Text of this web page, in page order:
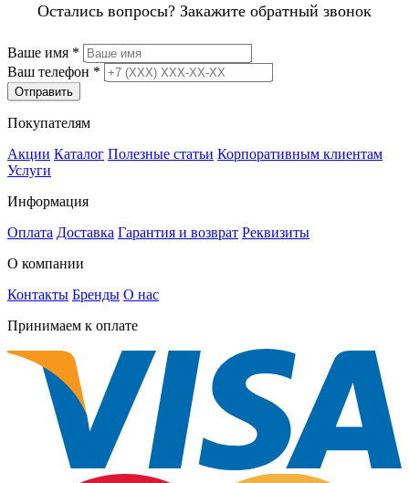
Остались вопросы? Закажите обратный звонок
Ваше имя *
Ваш телефон *
Отправить
Покупателям
Акции Каталог Полезные статьи Корпоративным клиентам
Услуги
Информация
Оплата Доставка Гарантия и возврат Реквизиты
О компании
Контакты Бренды О нас
Принимаем к оплате